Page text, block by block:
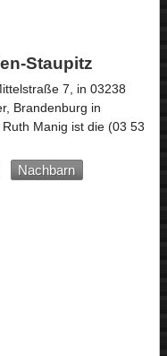
Staupitz
7, in 03238
Brandenburg in
Manig ist die (03 53
Nachbarn